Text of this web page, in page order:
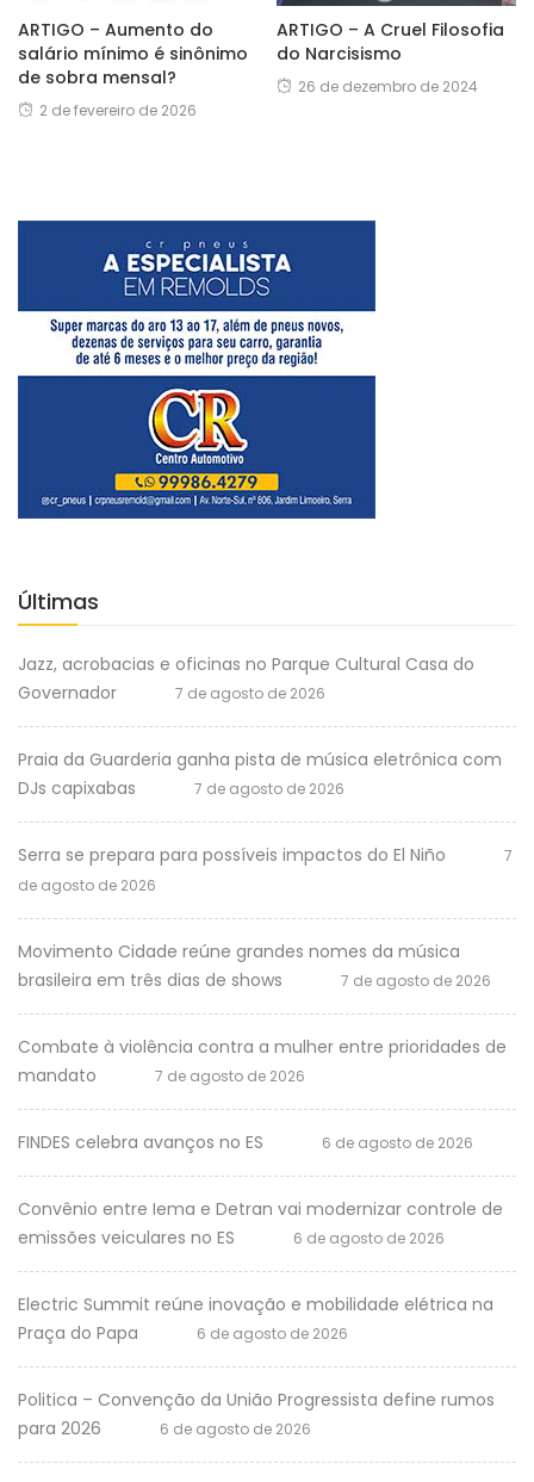
ARTIGO – Aumento do
salário mínimo é sinônimo
de sobra mensal?
2 de fevereiro de 2026
ARTIGO – A Cruel Filosofia
do Narcisismo
26 de dezembro de 2024
Últimas
Jazz, acrobacias e oficinas no Parque Cultural Casa do
Governador
7 de agosto de 2026
Praia da Guarderia ganha pista de música eletrônica com
DJs capixabas
7 de agosto de 2026
Serra se prepara para possíveis impactos do El Niño
7
de agosto de 2026
Movimento Cidade reúne grandes nomes da música
brasileira em três dias de shows
7 de agosto de 2026
Combate à violência contra a mulher entre prioridades de
mandato
7 de agosto de 2026
FINDES celebra avanços no ES 6 de agosto de 2026
Convênio entre Iema e Detran vai modernizar controle de
emissões veiculares no ES
6 de agosto de 2026
Electric Summit reúne inovação e mobilidade elétrica na
Praça do Papa
6 de agosto de 2026
Politica – Convenção da União Progressista define rumos
para 2026
6 de agosto de 2026